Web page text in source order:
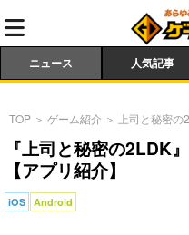
ニュース 人気記事
TOP ＞ ゲーム紹介 ＞ 上司と秘密
『上司と秘密の2LDK
【アプリ紹介】
iOS Android